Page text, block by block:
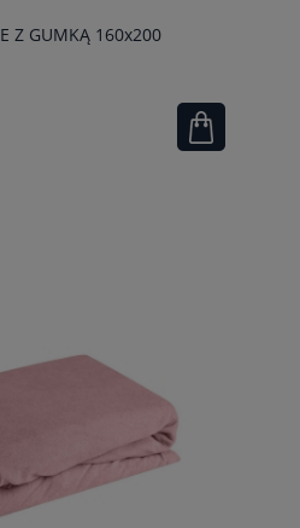
Z GUMKĄ 160x200